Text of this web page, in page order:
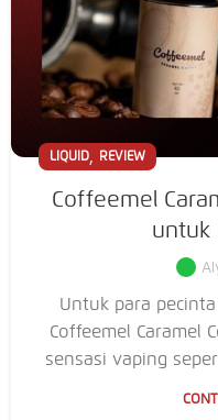
LIQUID, REVIEW
Coffeemel
untuk
Untuk para
Coffeemel Caramel
sensasi vaping